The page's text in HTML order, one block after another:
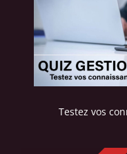
Testez vos